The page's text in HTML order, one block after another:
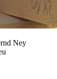
Ney